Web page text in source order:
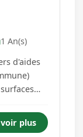
1 An(s)
d'aides
sur les
du
plus